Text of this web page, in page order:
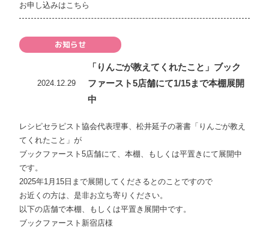
お申し込みはこちら
お知らせ
2024.12.29
「りんごが教えてくれたこと」ブック
ファースト5店舗にて1/15まで本棚展開
中
レシピセラピスト協会代表理事、松井延子の著書「りんごが教え
てくれたこと」が
ブックファースト5店舗にて、本棚、もしくは平置きにて展開中
です。
2025年1月15日まで展開してくださるとのことですので
お近くの方は、是非お立ち寄りください。
以下の店舗で本棚、もしくは平置き展開中です。
ブックファースト新宿店様